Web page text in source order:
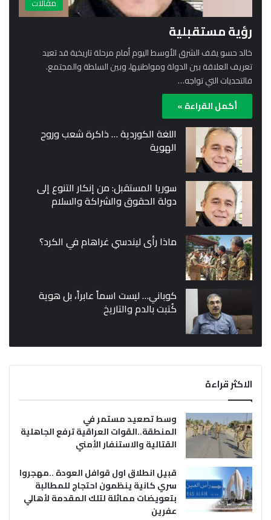
مقالات
رؤية مستقبلية
خالد حسو يقف الشرق الأوسط اليوم أمام مرحلة تاريخية قد تعيد
تعريف العلاقة بين الدولة ومواطنيها، وبين السلطة والمجتمع.
فالتحديات التي تواجه…
أكمل القراءة »
اللغة الكوردية … ذاكرة شعب وروح
الهوية
سوريا المستقبل: من إنكار التنوع إلى
دولة الحقوق والشراكة والسلام
ماذا رأى ليندسي غراهام في الكرد؟
كوباني… ليست اسماً عابراً، بل هوية
كُتبت بالدم والتاريخ
الاكثر قراءة
وسط تصعيد مستمر في
المنطقة..القوات العراقية ترفع الجاهلية
القتالية والاستنفار الأمني
قبيل انطلاق اول قوافل العودة ..مهجروا
سري كانية ينظمون احتجاج للمطالبة
بتعويضات مماثلة لتلك المقدمة لأهالي
عفرين